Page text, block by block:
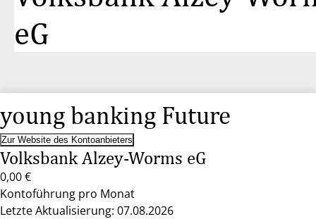
eG
young banking Future
Zur Website des Kontoanbieters
Volksbank Alzey-Worms eG
0,00 €
Kontoführung pro Monat
Letzte Aktualisierung: 07.08.2026